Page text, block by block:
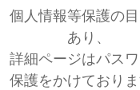
個人情報等保護の
あり、
詳細ページはパス
保護をかけておりま